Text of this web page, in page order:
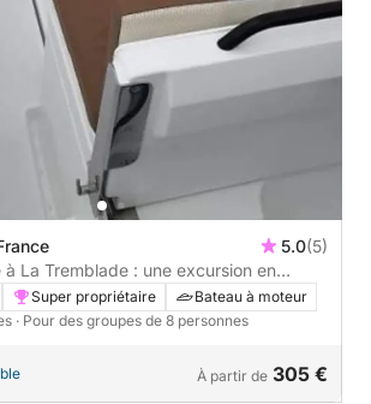
5.0(5)
La Tremblade : une excursion en
de 4 h 15
Super propriétaire
Bateau à moteur
· Pour des groupes de 8 personnes
À partir de 305 €